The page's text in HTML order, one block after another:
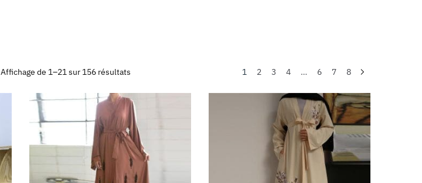
Affichage de 1–21 sur 156 résultats 1 2 3 4 … 6 7 8